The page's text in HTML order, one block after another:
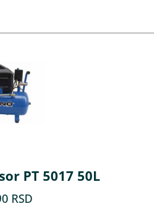
PT 5017 50L
RSD